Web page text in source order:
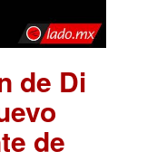
de Di
de